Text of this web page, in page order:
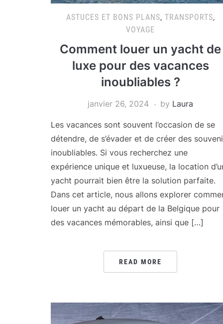
ASTUCES ET BONS PLANS, TRANSPORTS,
VOYAGE
Comment louer un yacht de
luxe pour des vacances
inoubliables ?
janvier 26, 2024 by Laura
Les vacances sont souvent l’occasion de se
détendre, de s’évader et de créer des
inoubliables. Si vous recherchez une
expérience unique et luxueuse, la location
yacht pourrait bien être la solution parfaite.
Dans cet article, nous allons explorer
louer un yacht au départ de la Belgique pour
des vacances mémorables, ainsi que […]
READ MORE